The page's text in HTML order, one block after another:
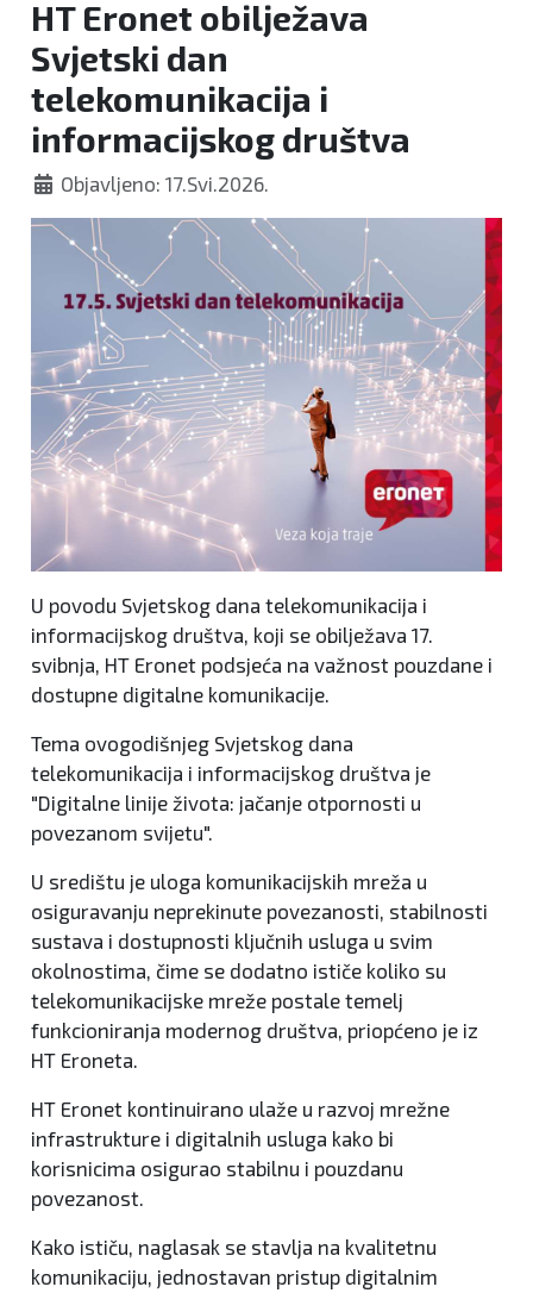
HT Eronet obilježava
Svjetski dan
telekomunikacija i
informacijskog društva
Objavljeno: 17.Svi.2026.
U povodu Svjetskog dana telekomunikacija i
informacijskog društva, koji se obilježava 17.
svibnja, HT Eronet podsjeća na važnost pouzdane i
dostupne digitalne komunikacije.
Tema ovogodišnjeg Svjetskog dana
telekomunikacija i informacijskog društva je
"Digitalne linije života: jačanje otpornosti u
povezanom svijetu".
U središtu je uloga komunikacijskih mreža u
osiguravanju neprekinute povezanosti, stabilnosti
sustava i dostupnosti ključnih usluga u svim
okolnostima, čime se dodatno ističe koliko su
telekomunikacijske mreže postale temelj
funkcioniranja modernog društva, priopćeno je iz
HT Eroneta.
HT Eronet kontinuirano ulaže u razvoj mrežne
infrastrukture i digitalnih usluga kako bi
korisnicima osigurao stabilnu i pouzdanu
povezanost.
Kako ističu, naglasak se stavlja na kvalitetnu
komunikaciju, jednostavan pristup digitalnim